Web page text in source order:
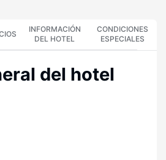
INFORMACIÓN
DEL HOTEL
CONDICIONES
ESPECIALES
del hotel